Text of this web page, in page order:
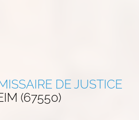
DE JUSTICE
(67550)